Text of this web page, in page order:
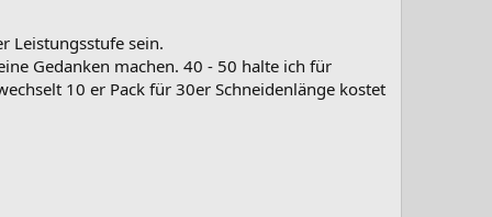
Leistungsstufe sein.
Gedanken machen. 40 - 50 halte ich für
10 er Pack für 30er Schneidenlänge kostet